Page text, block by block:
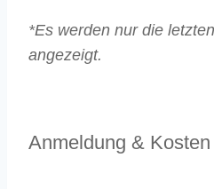
*Es werden nur die
angezeigt.
Anmeldung & Kosten